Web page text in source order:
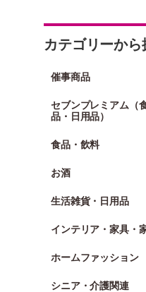
カテゴリーから
催事商品
セブンプレミアム（
品・日用品）
食品・飲料
お酒
生活雑貨・日用品
インテリア・家具・
ホームファッション
シニア・介護関連